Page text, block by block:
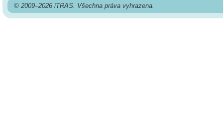
© 2009–2026 iTRAS. Všechna práva vyhrazena.